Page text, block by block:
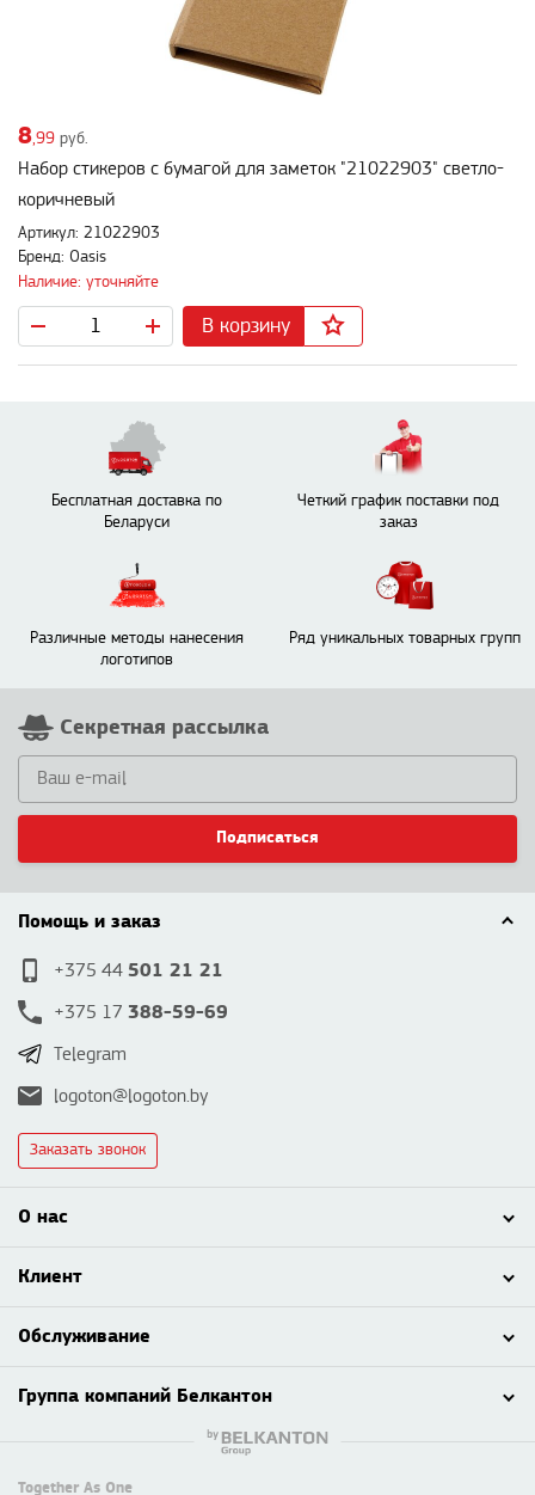
8,99 руб.
Набор стикеров с бумагой для заметок "21022903" светло-
коричневый
Артикул: 21022903
Бренд: Oasis
Наличие: уточняйте
В корзину
Бесплатная доставка по
Беларуси
Четкий график поставки под
заказ
Различные методы нанесения
логотипов
Ряд уникальных товарных групп
Секретная рассылка
Подписаться
Помощь и заказ
+375 44 501 21 21
+375 17 388-59-69
Telegram
logoton@logoton.by
Заказать звонок
О нас
Клиент
Обслуживание
Группа компаний Белкантон
Together As One